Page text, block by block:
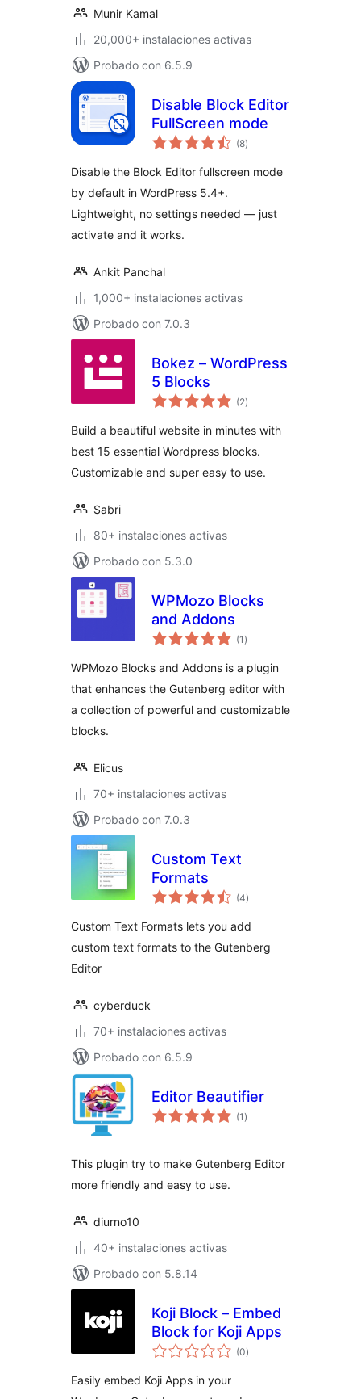
Munir Kamal
20,000+ instalaciones activas
Probado con 6.5.9
Disable Block Editor
FullScreen mode
(8total
de
)
Disable the Block Editor fullscreen mode
by default in WordPress 5.4+.
Lightweight, no settings needed — just
activate and it works.
Ankit Panchal
1,000+ instalaciones activas
Probado con 7.0.3
Bokez – WordPress
5 Blocks
(2total
de
)
Build a beautiful website in minutes with
best 15 essential Wordpress blocks.
Customizable and super easy to use.
Sabri
80+ instalaciones activas
Probado con 5.3.0
WPMozo Blocks
and Addons
(1 total
de
)
WPMozo Blocks and Addons is a plugin
that enhances the Gutenberg editor with
a collection of powerful and customizable
blocks.
Elicus
70+ instalaciones activas
Probado con 7.0.3
Custom Text
Formats
(4total
de
)
Custom Text Formats lets you add
custom text formats to the Gutenberg
Editor
cyberduck
70+ instalaciones activas
Probado con 6.5.9
Editor Beautifier
(1 total
de
)
This plugin try to make Gutenberg Editor
more friendly and easy to use.
diurno10
40+ instalaciones activas
Probado con 5.8.14
Koji Block – Embed
Block for Koji Apps
(0total
de
)
Easily embed Koji Apps in your